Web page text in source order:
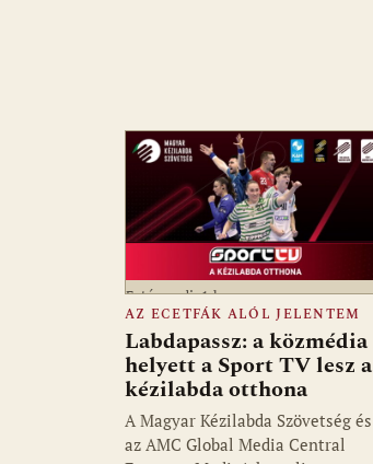
Fotó: media1.hu
AZ ECETFÁK ALÓL JELENTEM
Labdapassz: a közmédia
helyett a Sport TV lesz a
kézilabda otthona
A Magyar Kézilabda Szövetség és
az AMC Global Media Central